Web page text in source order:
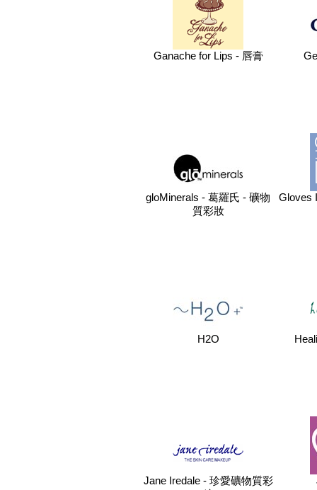
Ganache for Lips - 唇膏
gloMinerals - 葛羅氏 - 礦物
質彩妝
Gloves
H2O
Jane Iredale - 珍愛礦物質彩